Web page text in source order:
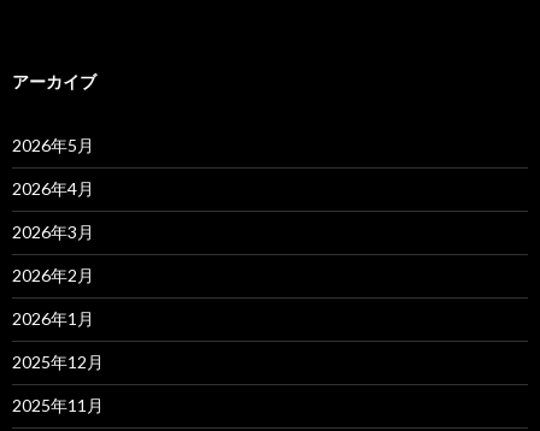
アーカイブ
2026年5月
2026年4月
2026年3月
2026年2月
2026年1月
2025年12月
2025年11月